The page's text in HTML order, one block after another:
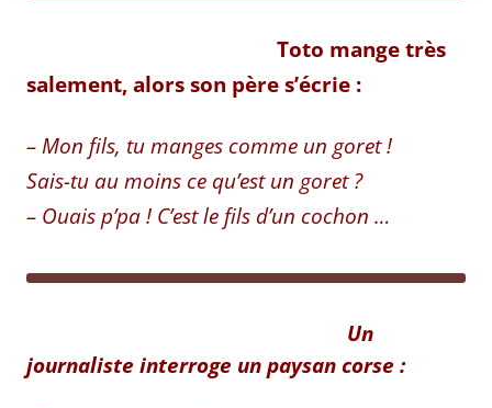
Toto mange très
salement, alors son père s’écrie :
– Mon fils, tu manges comme un goret !
Sais-tu au moins ce qu’est un goret ?
– Ouais p’pa ! C’est le fils d’un cochon …
Un
journaliste interroge un paysan corse :